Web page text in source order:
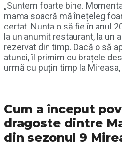
„Suntem foarte bine.
mama soacră mă înețeleg
certat. Nunta o să fie în anul
la un anumit restaurant, la un
rezervat din timp. Dacă o să
atunci, îl primim cu brațele
urmă cu puțin timp la
Cum a început
dragoste dintre
din sezonul 9